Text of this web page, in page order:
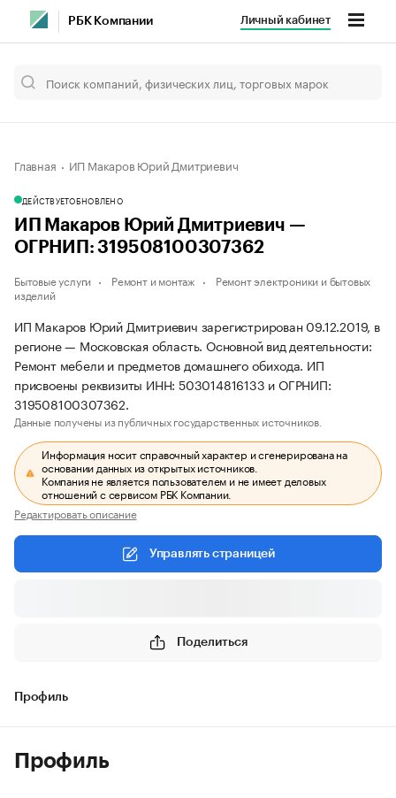
РБК Компании Личный кабинет
Главная ИП Макаров Юрий Дмитриевич
ДЕЙСТВУЕТОБНОВЛЕНО
ИП Макаров Юрий Дмитриевич —
ОГРНИП: 319508100307362
Бытовые услуги Ремонт и монтаж
Ремонт электроники и бытовых
изделий
ИП Макаров Юрий Дмитриевич зарегистрирован 09.12.2019, в
регионе — Московская область. Основной вид деятельности:
Ремонт мебели и предметов домашнего обихода. ИП
присвоены реквизиты ИНН: 503014816133 и ОГРНИП:
319508100307362.
Данные получены из публичных государственных источников.
Информация носит справочный характер и сгенерирована на
основании данных из открытых источников.
Компания не является пользователем и не имеет деловых
отношений с сервисом РБК Компании.
Редактировать описание
Управлять страницей
Поделиться
Профиль
Профиль